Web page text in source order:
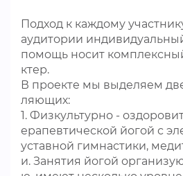
Подход к каждому
аудитории
помощь носит
ктер.
В проекте мы выделяем
ляющих:
1. Физкультурно -
ерапевтической йогой с
уставной гимнастики,
и. Занятия йогой